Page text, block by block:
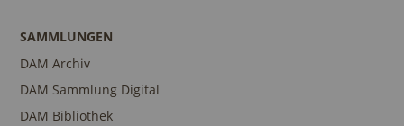
SAMMLUNGEN
DAM Archiv
DAM Sammlung Digital
DAM Bibliothek